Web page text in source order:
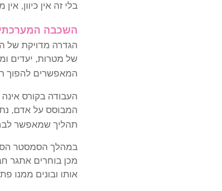
בלי זה אין כיוון,
השכבה
הגדרה מדויקת של
של מטרות, יעדים
המאפשרים להפוך
העבודה בקורס
המבוסס על אדם,
תהליך שמאפשר
מכן בוחרים אתגר
אותו ובונים ממנו